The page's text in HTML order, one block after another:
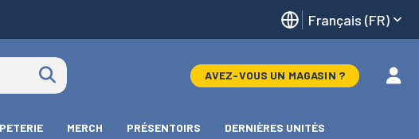
Français (FR)
AVEZ-VOUS UN MAGASIN ?
MERCH PRÉSENTOIRS DERNIÈRES UNITÉS